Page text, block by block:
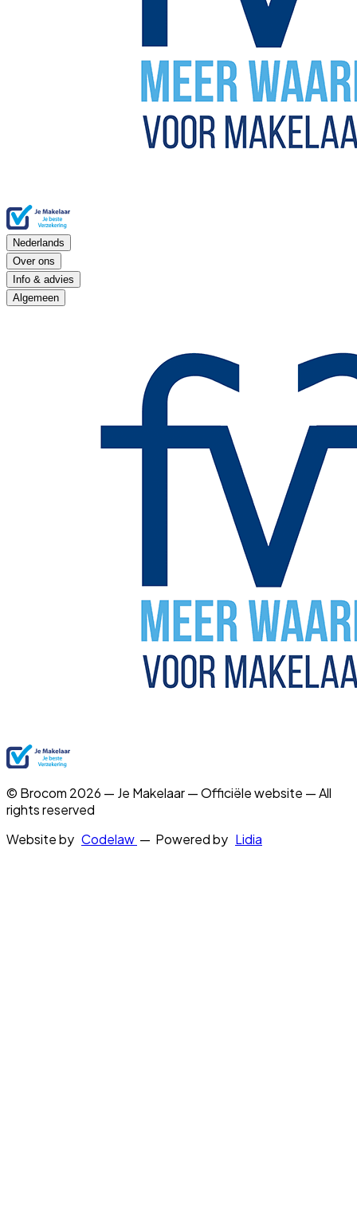
Nederlands
Over ons
Info & advies
Algemeen
© Brocom 2026 — Je Makelaar — Officiële website — All
rights reserved
Website by Codelaw — Powered by Lidia